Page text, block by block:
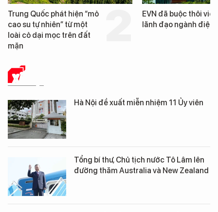
EVN đã buộc thôi việc 3
lãnh đạo ngành điện
Loạt dự án bất động
Đà Nẵng sắp bị kiểm
XÃ HỘI
Hà Nội đề xuất miễn nhiệm 11 Ủy viên
Tổng bí thư, Chủ tịch nước Tô Lâm lên
đường thăm Australia và New Zealand